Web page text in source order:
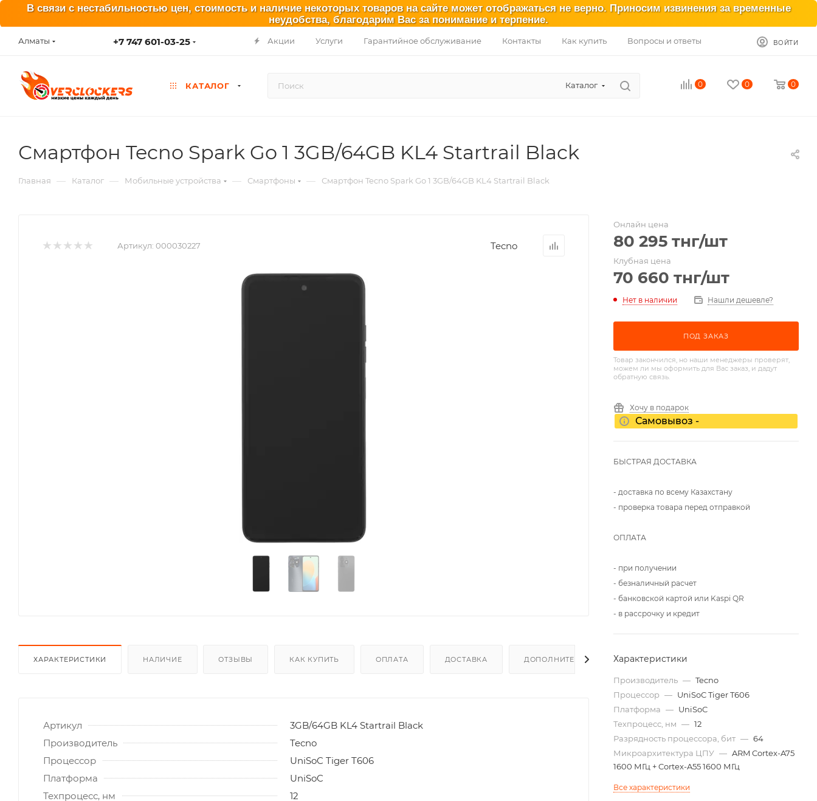
В связи с нестабильностью цен, стоимость и наличие некоторых товаров на сайте может отображаться не верно. Приносим извинения за временные
неудобства, благодарим Вас за понимание и терпение.
Алматы +7 747 601-03-25 Акции Услуги Гарантийное обслуживание Контакты Как купить Вопросы и ответы ВОЙТИ
КАТАЛОГ Каталог 0 0 0
Смартфон Tecno Spark Go 1 3GB/64GB KL4 Startrail Black
Главная — Каталог — Мобильные устройства — Смартфоны — Смартфон Tecno Spark Go 1 3GB/64GB KL4 Startrail Black
Артикул: 000030227 Tecno
ХАРАКТЕРИСТИКИ НАЛИЧИЕ ОТЗЫВЫ КАК КУПИТЬ ОПЛАТА ДОСТАВКА ДОПОЛНИТЕЛЬНО
Артикул
3GB/64GB KL4 Startrail Black
Производитель
Tecno
Процессор
UniSoC Tiger T606
Платформа
UniSoC
Техпроцесс, нм
12
Онлайн цена
80 295 тнг/шт
Клубная цена
70 660 тнг/шт
Нет в наличии Нашли дешевле?
ПОД ЗАКАЗ
Товар закончился, но наши менеджеры проверят,
можем ли мы оформить для Вас заказ, и дадут
обратную связь.
Хочу в подарок
Самовывоз -
БЫСТРАЯ ДОСТАВКА
- доставка по всему Казахстану
- проверка товара перед отправкой
ОПЛАТА
- при получении
- безналичный расчет
- банковской картой или Kaspi QR
- в рассрочку и кредит
Характеристики
Производитель — Tecno
Процессор — UniSoC Tiger T606
Платформа — UniSoC
Техпроцесс, нм — 12
Разрядность процессора, бит — 64
Микроархитектура ЦПУ — ARM Cortex-A75
1600 МГц + Cortex-A55 1600 МГц
Все характеристики